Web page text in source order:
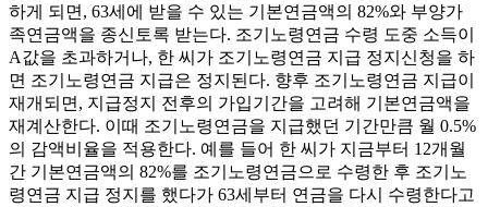
하게 되면, 63세에 받을 수 있는 기본연금액의 82%와 부양가
족연금액을 종신토록 받는다. 조기노령연금 수령 도중 소득이
A값을 초과하거나, 한 씨가 조기노령연금 지급 정지신청을 하
면 조기노령연금 지급은 정지된다. 향후 조기노령연금 지급이
재개되면, 지급정지 전후의 가입기간을 고려해 기본연금액을
재계산한다. 이때 조기노령연금을 지급했던 기간만큼 월 0.5%
의 감액비율을 적용한다. 예를 들어 한 씨가 지금부터 12개월
간 기본연금액의 82%를 조기노령연금으로 수령한 후 조기노
령연금 지급 정지를 했다가 63세부터 연금을 다시 수령한다고